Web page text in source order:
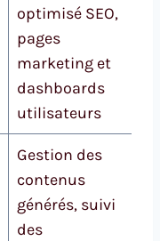
optimisé SEO,
pages
marketing et
dashboards
utilisateurs
Gestion des
contenus
générés, suivi
des